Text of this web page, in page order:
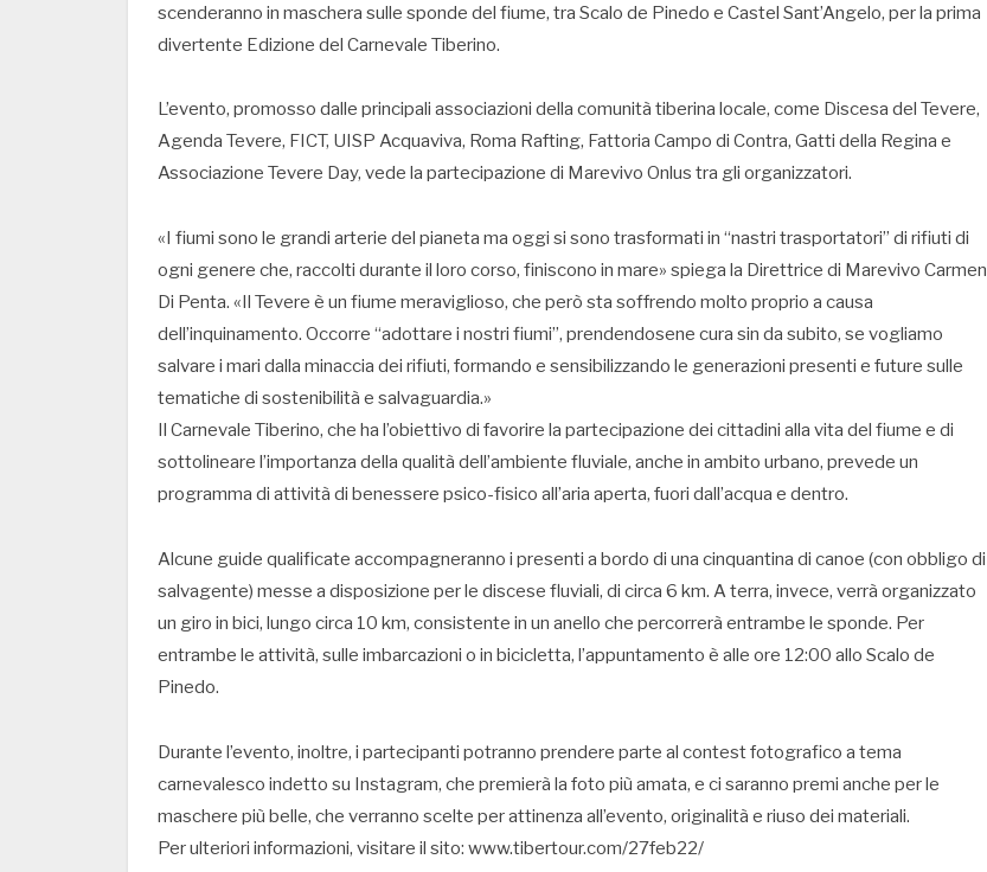
scenderanno in maschera sulle sponde del fiume, tra Scalo de Pinedo e Castel Sant’Angelo, per la prima
divertente Edizione del Carnevale Tiberino.
L’evento, promosso dalle principali associazioni della comunità tiberina locale, come Discesa del Tevere,
Agenda Tevere, FICT, UISP Acquaviva, Roma Rafting, Fattoria Campo di Contra, Gatti della Regina e
Associazione Tevere Day, vede la partecipazione di Marevivo Onlus tra gli organizzatori.
«I fiumi sono le grandi arterie del pianeta ma oggi si sono trasformati in “nastri trasportatori” di rifiuti di
ogni genere che, raccolti durante il loro corso, finiscono in mare» spiega la Direttrice di Marevivo Carmen
Di Penta. «Il Tevere è un fiume meraviglioso, che però sta soffrendo molto proprio a causa
dell’inquinamento. Occorre “adottare i nostri fiumi”, prendendosene cura sin da subito, se vogliamo
salvare i mari dalla minaccia dei rifiuti, formando e sensibilizzando le generazioni presenti e future sulle
tematiche di sostenibilità e salvaguardia.»
Il Carnevale Tiberino, che ha l’obiettivo di favorire la partecipazione dei cittadini alla vita del fiume e di
sottolineare l’importanza della qualità dell’ambiente fluviale, anche in ambito urbano, prevede un
programma di attività di benessere psico-fisico all’aria aperta, fuori dall’acqua e dentro.
Alcune guide qualificate accompagneranno i presenti a bordo di una cinquantina di canoe (con obbligo di
salvagente) messe a disposizione per le discese fluviali, di circa 6 km. A terra, invece, verrà organizzato
un giro in bici, lungo circa 10 km, consistente in un anello che percorrerà entrambe le sponde. Per
entrambe le attività, sulle imbarcazioni o in bicicletta, l’appuntamento è alle ore 12:00 allo Scalo de
Pinedo.
Durante l’evento, inoltre, i partecipanti potranno prendere parte al contest fotografico a tema
carnevalesco indetto su Instagram, che premierà la foto più amata, e ci saranno premi anche per le
maschere più belle, che verranno scelte per attinenza all’evento, originalità e riuso dei materiali.
Per ulteriori informazioni, visitare il sito: www.tibertour.com/27feb22/